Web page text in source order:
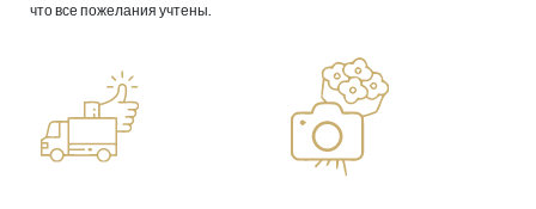
что все пожелания учтены.